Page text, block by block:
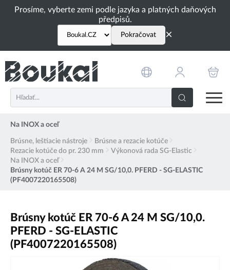
Prosíme, vyberte zemi podle jazyka a platných daňových
předpisů.
Pokračovat ×
Na INOX a oceľ
Brúsne, leštiacie nástroje
Brúsne a rezacie kotúče
Rezacie kotúče do pr. 230 mm
Výkonová rada SG-Elastic
Na INOX a oceľ
Brúsny kotúč ER 70-6 A 24 M SG/10,0. PFERD - SG-ELASTIC
(PF4007220165508)
Brúsny kotúč ER 70-6 A 24 M SG/10,0.
PFERD - SG-ELASTIC
(PF4007220165508)